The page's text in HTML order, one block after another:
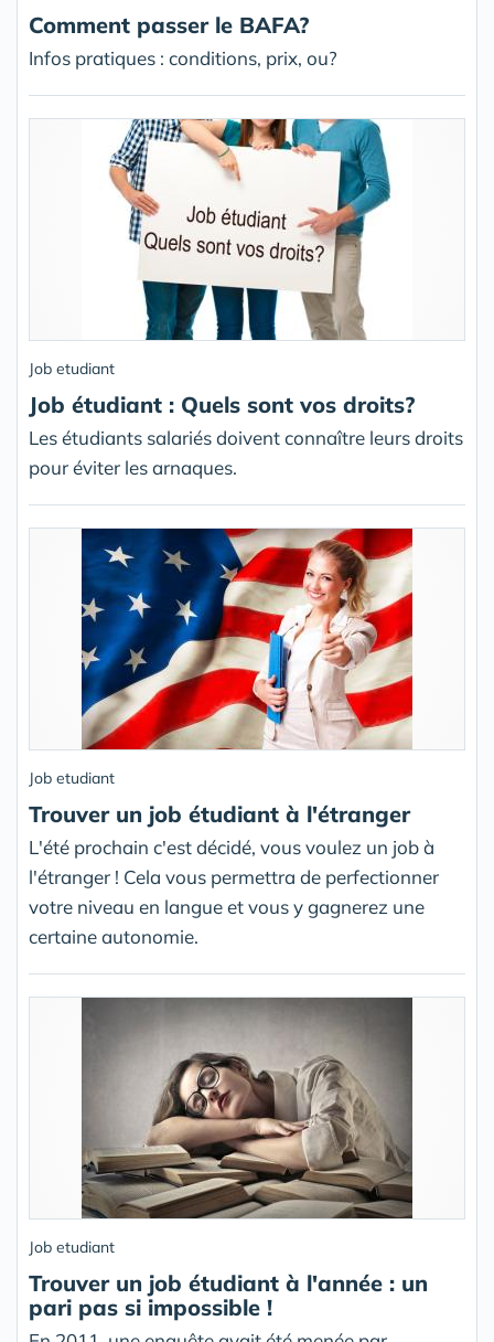
Comment passer le BAFA?
Infos pratiques : conditions, prix, ou?
Job etudiant
Job étudiant : Quels sont vos droits?
Les étudiants salariés doivent connaître leurs droits
pour éviter les arnaques.
Job etudiant
Trouver un job étudiant à l'étranger
L'été prochain c'est décidé, vous voulez un job à
l'étranger ! Cela vous permettra de perfectionner
votre niveau en langue et vous y gagnerez une
certaine autonomie.
Job etudiant
Trouver un job étudiant à l'année : un
pari pas si impossible !